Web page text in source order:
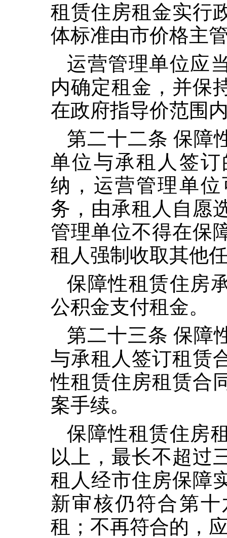
租赁住房租金实行
体标准由市价格主
运营管理单位应
内确定租金，并保
在政府指导价范围
第二十二条 保障
单位与承租人签
纳，运营管理单
务，由承租人自愿
管理单位不得在保
租人强制收取其他
保障性租赁住房
公积金支付租金。
第二十三条 保障
与承租人签订租赁
性租赁住房租赁合
案手续。
保障性租赁住房
以上，最长不超过
租人经市住房保障
新审核仍符合第
租；不再符合的，